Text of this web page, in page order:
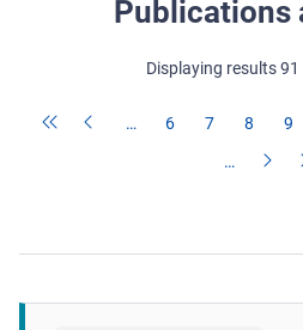
Publications
Displaying results
… 6 7 8 9
…